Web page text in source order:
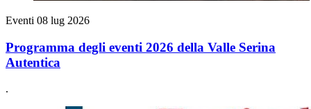
Eventi 08 lug 2026
Programma degli eventi 2026 della Valle Serina
Autentica
.